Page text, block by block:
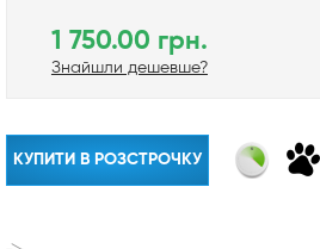
1 750.00 грн.
Знайшли дешевше?
КУПИТИ В РОЗСТРОЧКУ